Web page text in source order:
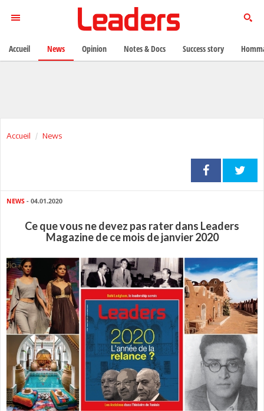
Accueil News
NEWS - 04.01.2020
Ce que vous ne devez pas rater dans Leaders
Magazine de ce mois de janvier 2020
Accueil News Opinion Notes & Docs Success story